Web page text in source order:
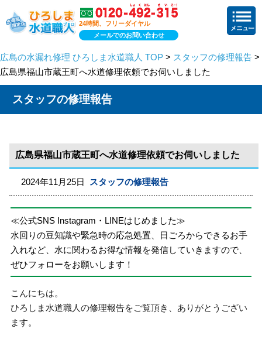
24時間、フリーダイヤル
メールでのお問い合わせ
広島の水漏れ修理 ひろしま水道職人 TOP > スタッフの修理報告 >
広島県福山市蔵王町へ水道修理依頼でお伺いしました
スタッフの修理報告
広島県福山市蔵王町へ水道修理依頼でお伺いしました
2024年11月25日 スタッフの修理報告
≪公式SNS Instagram・LINEはじめました≫
水回りの豆知識や緊急時の応急処置、日ごろからできるお手
入れなど、水に関わるお得な情報を発信していきますので、
ぜひフォローをお願いします！
こんにちは。
ひろしま水道職人の修理報告をご覧頂き、ありがとうござい
ます。